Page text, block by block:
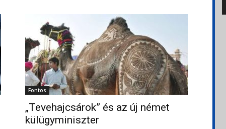
Fontos
„Tevehajcsárok” és az új német
külügyminiszter